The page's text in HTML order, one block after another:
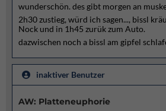
wunderschön. des gibt morgen an
2h30 zustieg, würd ich sagen..., bissl
Nock und in 1h45 zurük zum Auto.
dazwischen noch a bissl am gipfel
inaktiver Benutzer
AW: Platteneuphorie